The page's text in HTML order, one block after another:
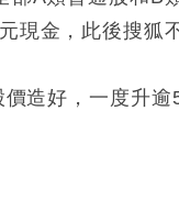
金，此後搜狐
造好，一度升